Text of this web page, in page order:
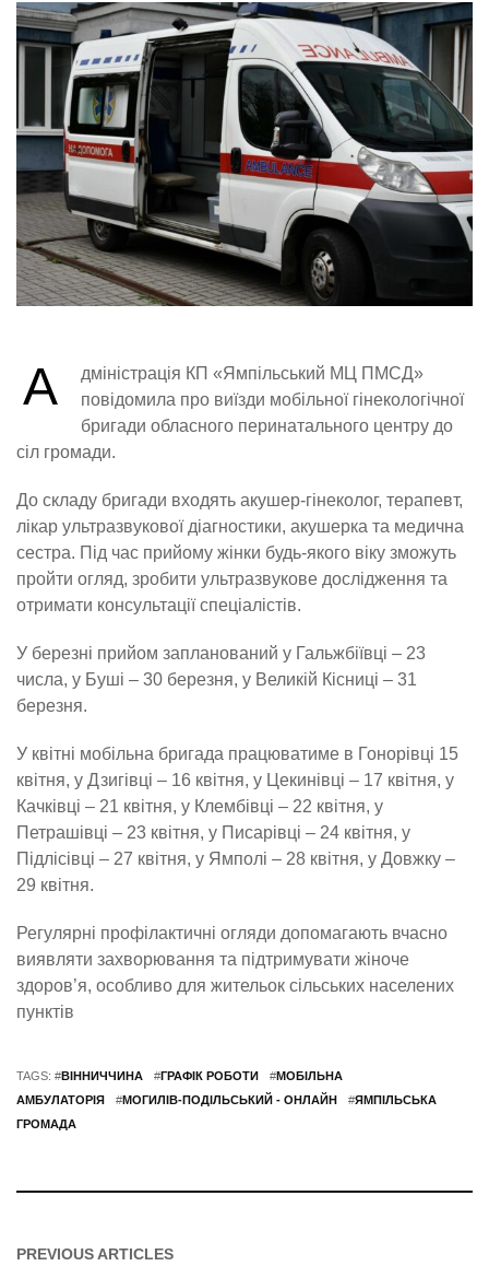
А
дміністрація КП «Ямпільський МЦ ПМСД»
повідомила про виїзди мобільної гінекологічної
бригади обласного перинатального центру до
сіл громади.
До складу бригади входять акушер-гінеколог, терапевт,
лікар ультразвукової діагностики, акушерка та медична
сестра. Під час прийому жінки будь-якого віку зможуть
пройти огляд, зробити ультразвукове дослідження та
отримати консультації спеціалістів.
У березні прийом запланований у Гальжбіївці – 23
числа, у Буші – 30 березня, у Великій Кісниці – 31
березня.
У квітні мобільна бригада працюватиме в Гонорівці 15
квітня, у Дзигівці – 16 квітня, у Цекинівці – 17 квітня, у
Качківці – 21 квітня, у Клембівці – 22 квітня, у
Петрашівці – 23 квітня, у Писарівці – 24 квітня, у
Підлісівці – 27 квітня, у Ямполі – 28 квітня, у Довжку –
29 квітня.
Регулярні профілактичні огляди допомагають вчасно
виявляти захворювання та підтримувати жіноче
здоров’я, особливо для жительок сільських населених
пунктів
TAGS: #ВІННИЧЧИНА #ГРАФІК РОБОТИ #МОБІЛЬНА
АМБУЛАТОРІЯ
#МОГИЛІВ-ПОДІЛЬСЬКИЙ - ОНЛАЙН #ЯМПІЛЬСЬКА
ГРОМАДА
PREVIOUS ARTICLES